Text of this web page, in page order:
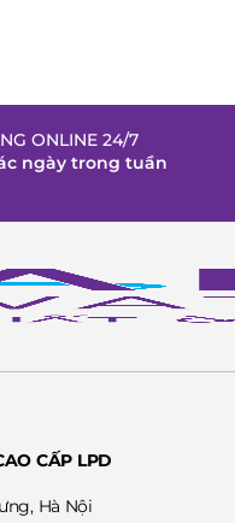
ONLINE 24/7
ngày trong tuần
CẤP LPD
Hà Nội